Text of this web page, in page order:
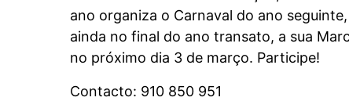
ano organiza o Carnaval do ano
ainda no final do ano transato, a sua
no próximo dia 3 de março. Participe!
Contacto: 910 850 951